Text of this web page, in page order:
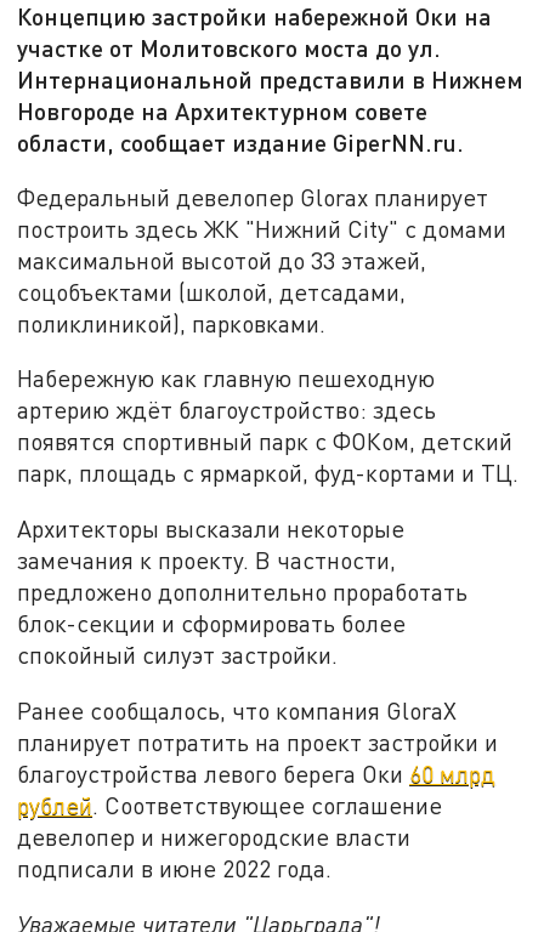
Концепцию застройки набережной Оки на
участке от Молитовского моста до ул.
Интернациональной представили в Нижнем
Новгороде на Архитектурном совете
области, сообщает издание GiperNN.ru.
Федеральный девелопер Glorax планирует
построить здесь ЖК "Нижний City" с домами
максимальной высотой до 33 этажей,
соцобъектами (школой, детсадами,
поликлиникой), парковками.
Набережную как главную пешеходную
артерию ждёт благоустройство: здесь
появятся спортивный парк с ФОКом, детский
парк, площадь с ярмаркой, фуд-кортами и ТЦ.
Архитекторы высказали некоторые
замечания к проекту. В частности,
предложено дополнительно проработать
блок-секции и сформировать более
спокойный силуэт застройки.
Ранее сообщалось, что компания GloraX
планирует потратить на проект застройки и
благоустройства левого берега Оки 60 млрд
рублей. Соответствующее соглашение
девелопер и нижегородские власти
подписали в июне 2022 года.
Уважаемые читатели "Царьграда"!